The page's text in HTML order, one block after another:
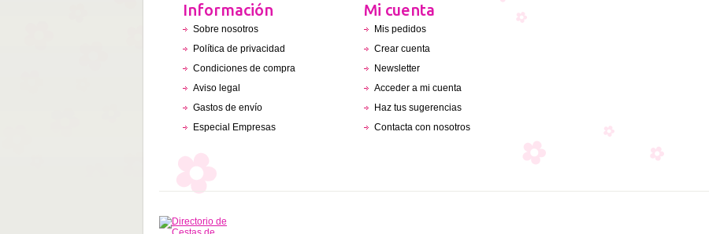
Información
Sobre nosotros
Política de privacidad
Condiciones de compra
Aviso legal
Gastos de envío
Especial Empresas
Mi cuenta
Mis pedidos
Crear cuenta
Newsletter
Acceder a mi cuenta
Haz tus sugerencias
Contacta con nosotros